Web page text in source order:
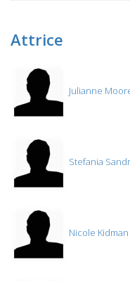
Attrice
Julianne
Stefania
Nicole Kidman